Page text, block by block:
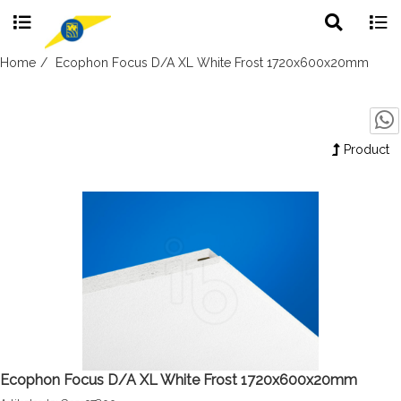
Skip
search
Home Ecophon Focus D/A XL White Frost 1720x600x20mm
Product
Ecophon Focus D/A XL White Frost 1720x600x20mm